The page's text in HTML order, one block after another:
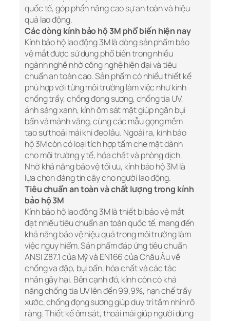
quốc tế, góp phần nâng cao sự an toàn và hiệu
quả lao động.
Các dòng kính bảo hộ 3M phổ biến hiện nay
Kính bảo hộ lao động 3M là dòng sản phẩm bảo
vệ mắt được sử dụng phổ biến trong nhiều
ngành nghề nhờ công nghệ hiện đại và tiêu
chuẩn an toàn cao. Sản phẩm có nhiều thiết kế
phù hợp với từng môi trường làm việc như kính
chống trầy, chống đọng sương, chống tia UV,
ánh sáng xanh, kính ôm sát mặt giúp ngăn bụi
bẩn và mảnh văng, cùng các mẫu gọng mềm
tạo sự thoải mái khi đeo lâu. Ngoài ra, kính bảo
hộ 3M còn có loại tích hợp tấm che mặt dành
cho môi trường y tế, hóa chất và phòng dịch.
Nhờ khả năng bảo vệ tối ưu, kính bảo hộ 3M là
lựa chọn đáng tin cậy cho người lao động.
Tiêu chuẩn an toàn và chất lượng trong kính
bảo hộ 3M
Kính bảo hộ lao động 3M là thiết bị bảo vệ mắt
đạt nhiều tiêu chuẩn an toàn quốc tế, mang đến
khả năng bảo vệ hiệu quả trong môi trường làm
việc nguy hiểm. Sản phẩm đáp ứng tiêu chuẩn
ANSI Z87.1 của Mỹ và EN166 của Châu Âu về
chống va đập, bụi bẩn, hóa chất và các tác
nhân gây hại. Bên cạnh đó, kính còn có khả
năng chống tia UV lên đến 99,9%, hạn chế trầy
xước, chống đọng sương giúp duy trì tầm nhìn rõ
ràng. Thiết kế ôm sát, thoải mái giúp người dùng